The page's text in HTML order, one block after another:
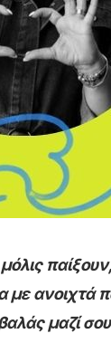
με ανοιχτά
μαζί